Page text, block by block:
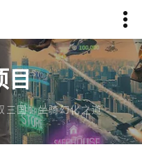
目
三国：坐骑幻化之道